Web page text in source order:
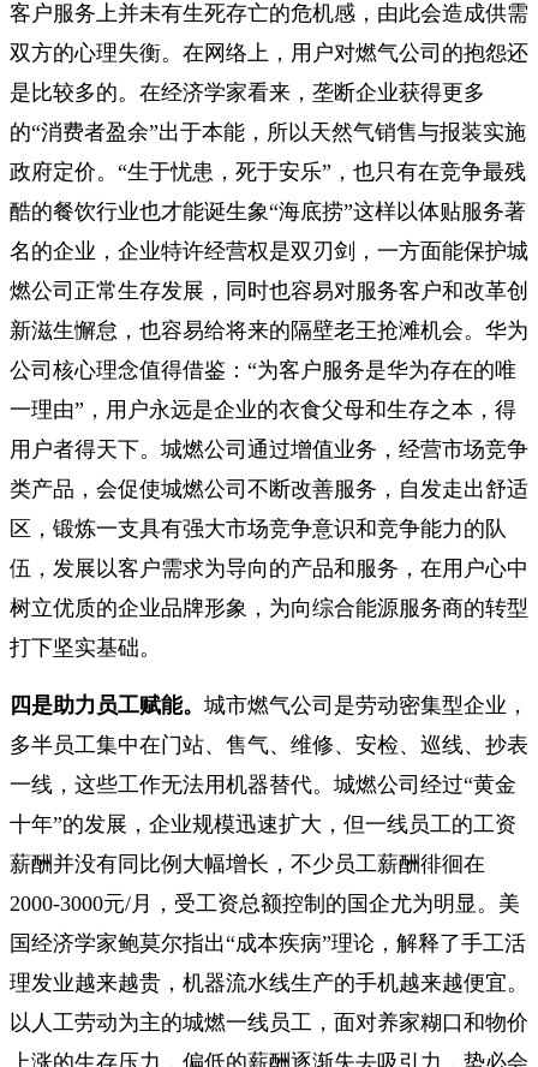
客户服务上并未有生死存亡的危机感，由此会造成供需
双方的心理失衡。在网络上，用户对燃气公司的抱怨还
是比较多的。在经济学家看来，垄断企业获得更多
的“消费者盈余”出于本能，所以天然气销售与报装实施
政府定价。“生于忧患，死于安乐”，也只有在竞争最残
酷的餐饮行业也才能诞生象“海底捞”这样以体贴服务著
名的企业，企业特许经营权是双刃剑，一方面能保护城
燃公司正常生存发展，同时也容易对服务客户和改革创
新滋生懈怠，也容易给将来的隔壁老王抢滩机会。华为
公司核心理念值得借鉴：“为客户服务是华为存在的唯
一理由”，用户永远是企业的衣食父母和生存之本，得
用户者得天下。城燃公司通过增值业务，经营市场竞争
类产品，会促使城燃公司不断改善服务，自发走出舒适
区，锻炼一支具有强大市场竞争意识和竞争能力的队
伍，发展以客户需求为导向的产品和服务，在用户心中
树立优质的企业品牌形象，为向综合能源服务商的转型
打下坚实基础。
四是助力员工赋能。 城市燃气公司是劳动密集型企业，
多半员工集中在门站、售气、维修、安检、巡线、抄表
一线，这些工作无法用机器替代。城燃公司经过“黄金
十年”的发展，企业规模迅速扩大，但一线员工的工资
薪酬并没有同比例大幅增长，不少员工薪酬徘徊在
2000-3000元/月，受工资总额控制的国企尤为明显。美
国经济学家鲍莫尔指出“成本疾病”理论，解释了手工活
理发业越来越贵，机器流水线生产的手机越来越便宜。
以人工劳动为主的城燃一线员工，面对养家糊口和物价